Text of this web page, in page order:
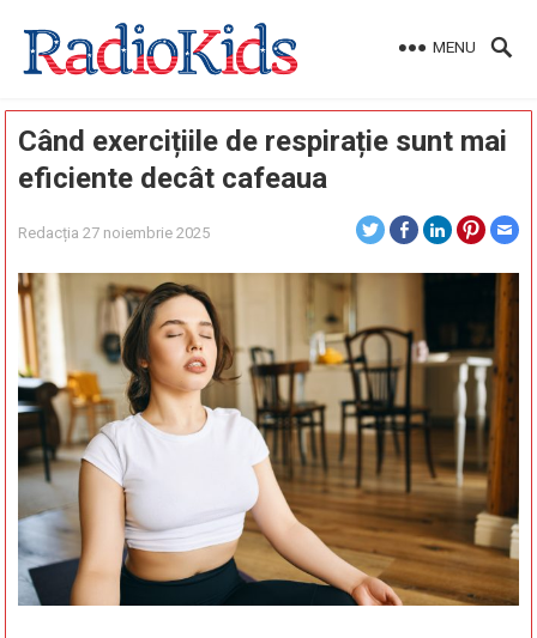
MENU
Când exercițiile de respirație sunt mai
eficiente decât cafeaua
Redacția 27 noiembrie 2025